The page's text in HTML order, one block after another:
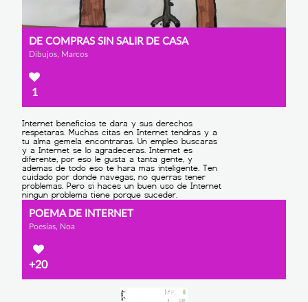
DE COMPRAS SIN SALIR DE CASA
Dibujos, Marcos
1
POEMA DE INTERNET
Poesías, Noa
+20